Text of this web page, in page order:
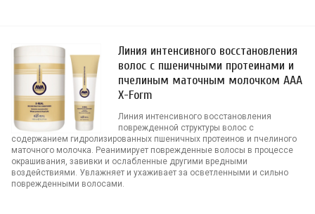
Линия интенсивного восстановления
волос с пшеничными протеинами и
пчелиным маточным молочком AAA
X-Form
Линия интенсивного восстановления
поврежденной структуры волос с
содержанием гидролизированных пшеничных протеинов и пчелиного
маточного молочка. Реанимирует поврежденные волосы в процессе
окрашивания, завивки и ослабленные другими вредными
воздействиями. Увлажняет и ухаживает за осветленными и сильно
поврежденными волосами.